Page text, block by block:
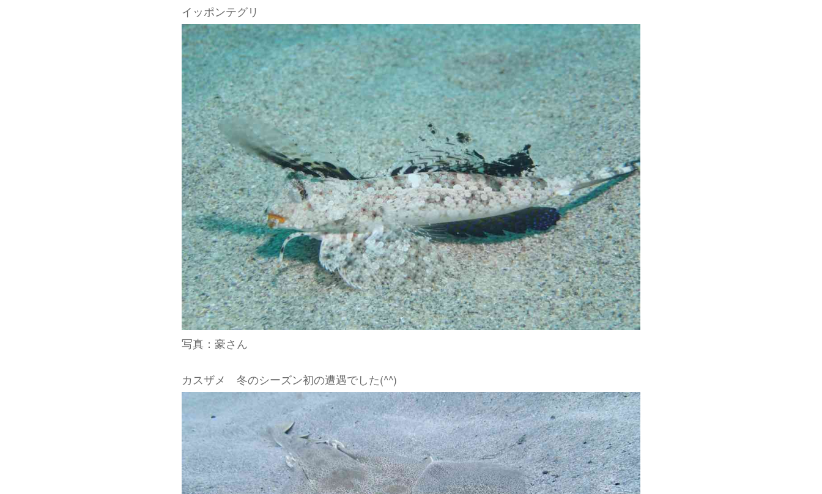
イッポンテグリ
写真：豪さん
カスザメ 冬のシーズン初の遭遇でした(^^)